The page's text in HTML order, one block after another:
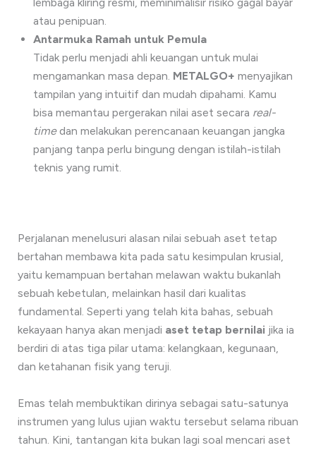
atau penipuan.
Antarmuka Ramah untuk Pemula
Tidak perlu menjadi ahli keuangan untuk mulai
mengamankan masa depan. METALGO+ menyajikan
tampilan yang intuitif dan mudah dipahami. Kamu
bisa memantau pergerakan nilai aset secara real-
timedan melakukan perencanaan keuangan jangka
panjang tanpa perlu bingung dengan istilah-istilah
teknis yang rumit.
Perjalanan menelusuri alasan nilai sebuah aset tetap
bertahan membawa kita pada satu kesimpulan krusial,
yaitu kemampuan bertahan melawan waktu bukanlah
sebuah kebetulan, melainkan hasil dari kualitas
fundamental. Seperti yang telah kita bahas, sebuah
kekayaan hanya akan menjadi aset tetap bernilai jika ia
berdiri di atas tiga pilar utama: kelangkaan, kegunaan,
dan ketahanan fisik yang teruji.
Emas telah membuktikan dirinya sebagai satu-satunya
instrumen yang lulus ujian waktu tersebut selama ribuan
tahun. Kini, tantangan kita bukan lagi soal mencari aset